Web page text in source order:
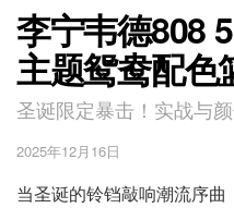
李宁韦德808
主题鸳鸯配色
圣诞限定暴击！实战与
2025年12月16日
当圣诞的铃铛敲响潮流序